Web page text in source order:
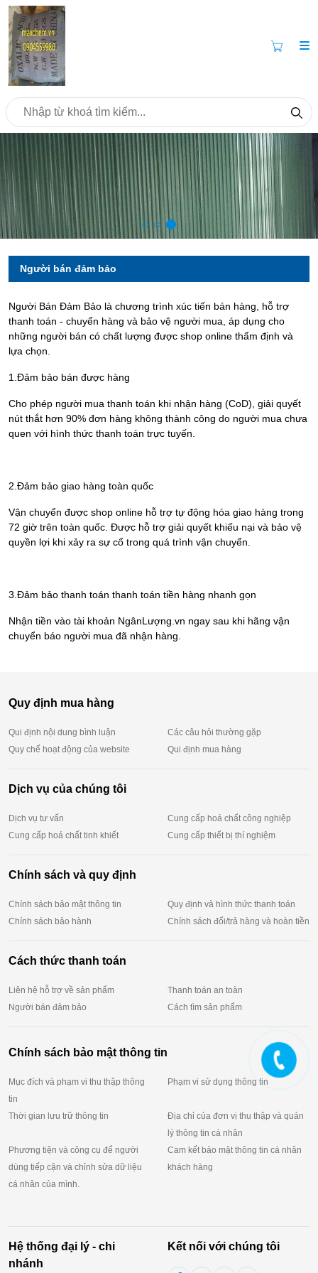
Người bán đảm bảo
Người Bán Đảm Bảo là chương trình xúc tiến bán hàng, hỗ trợ
thanh toán - chuyển hàng và bảo vệ người mua, áp dụng cho
những người bán có chất lượng được shop online thẩm định và
lựa chọn.
1.Đảm bảo bán được hàng
Cho phép người mua thanh toán khi nhận hàng (CoD), giải quyết
nút thắt hơn 90% đơn hàng không thành công do người mua chưa
quen với hình thức thanh toán trực tuyến.
2.Đảm bảo giao hàng toàn quốc
Vận chuyển được shop online hỗ trợ tự động hóa giao hàng trong
72 giờ trên toàn quốc. Được hỗ trợ giải quyết khiếu nại và bảo vệ
quyền lợi khi xảy ra sự cố trong quá trình vận chuyển.
3.Đảm bảo thanh toán thanh toán tiền hàng nhanh gọn
Nhận tiền vào tài khoản NgânLượng.vn ngay sau khi hãng vận
chuyển báo người mua đã nhận hàng.
Quy định mua hàng
Qui định nội dung bình luận
Các câu hỏi thường gặp
Quy chế hoạt động của website
Qui định mua hàng
Dịch vụ của chúng tôi
Dịch vụ tư vấn
Cung cấp hoá chất công nghiệp
Cung cấp hoá chất tinh khiết
Cung cấp thiết bị thí nghiệm
Chính sách và quy định
Chính sách bảo mật thông tin
Quy định và hình thức thanh toán
Chính sách bảo hành
Chính sách đổi/trả hàng và hoàn tiền
Cách thức thanh toán
Liên hệ hỗ trợ về sản phẩm
Thanh toán an toàn
Người bán đảm bảo
Cách tìm sản phẩm
Chính sách bảo mật thông tin
Mục đích và phạm vi thu thập thông
tin
Phạm vi sử dụng thông tin
Thời gian lưu trữ thông tin
Địa chỉ của đơn vị thu thập và quản
lý thông tin cá nhân
Phương tiện và công cụ để người
dùng tiếp cận và chỉnh sửa dữ liệu
cá nhân của mình.
Cam kết bảo mật thông tin cá nhân
khách hàng
Hệ thống đại lý - chi
nhánh
Kết nối với chúng tôi